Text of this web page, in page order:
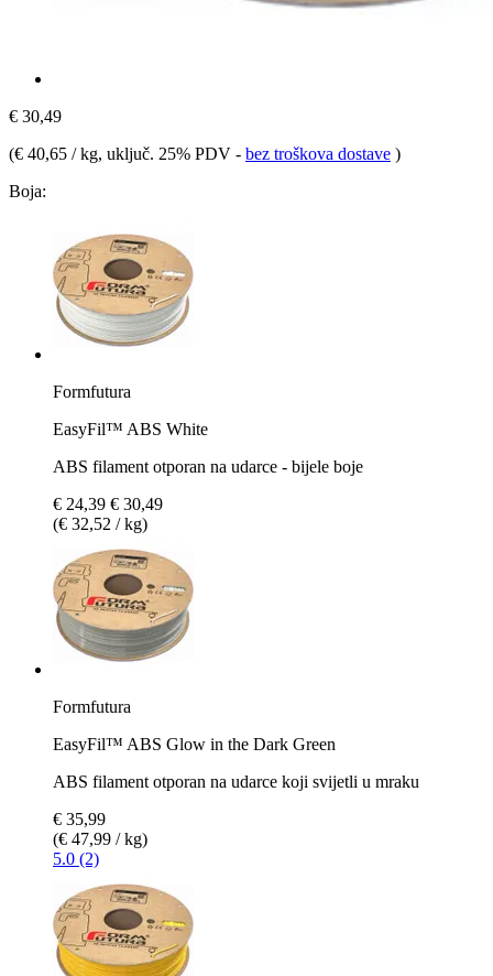
€ 30,49
(€ 40,65 / kg, uključ. 25% PDV - bez troškova dostave )
Boja:
Formfutura
EasyFil™ ABS White
ABS filament otporan na udarce - bijele boje
€ 24,39 € 30,49
(€ 32,52 / kg)
Formfutura
EasyFil™ ABS Glow in the Dark Green
ABS filament otporan na udarce koji svijetli u mraku
€ 35,99
(€ 47,99 / kg)
5.0 (2)